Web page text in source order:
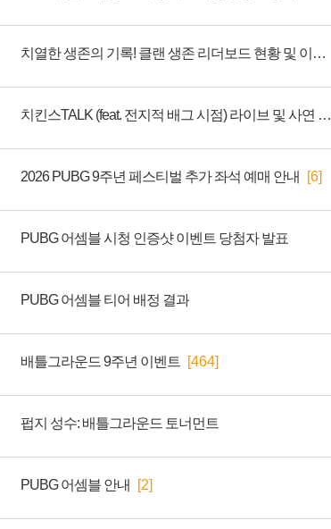
치열한 생존의 기록! 클랜 생존 리더보드 현황 및 이벤트 안내
치킨스TALK (feat. 전지적 배그 시점) 라이브 및 사연 모집 안내
2026 PUBG 9주년 페스티벌 추가 좌석 예매 안내 [6]
PUBG 어셈블 시청 인증샷 이벤트 당첨자 발표
PUBG 어셈블 티어 배정 결과
배틀그라운드 9주년 이벤트 [464]
펍지 성수: 배틀그라운드 토너먼트
PUBG 어셈블 안내 [2]